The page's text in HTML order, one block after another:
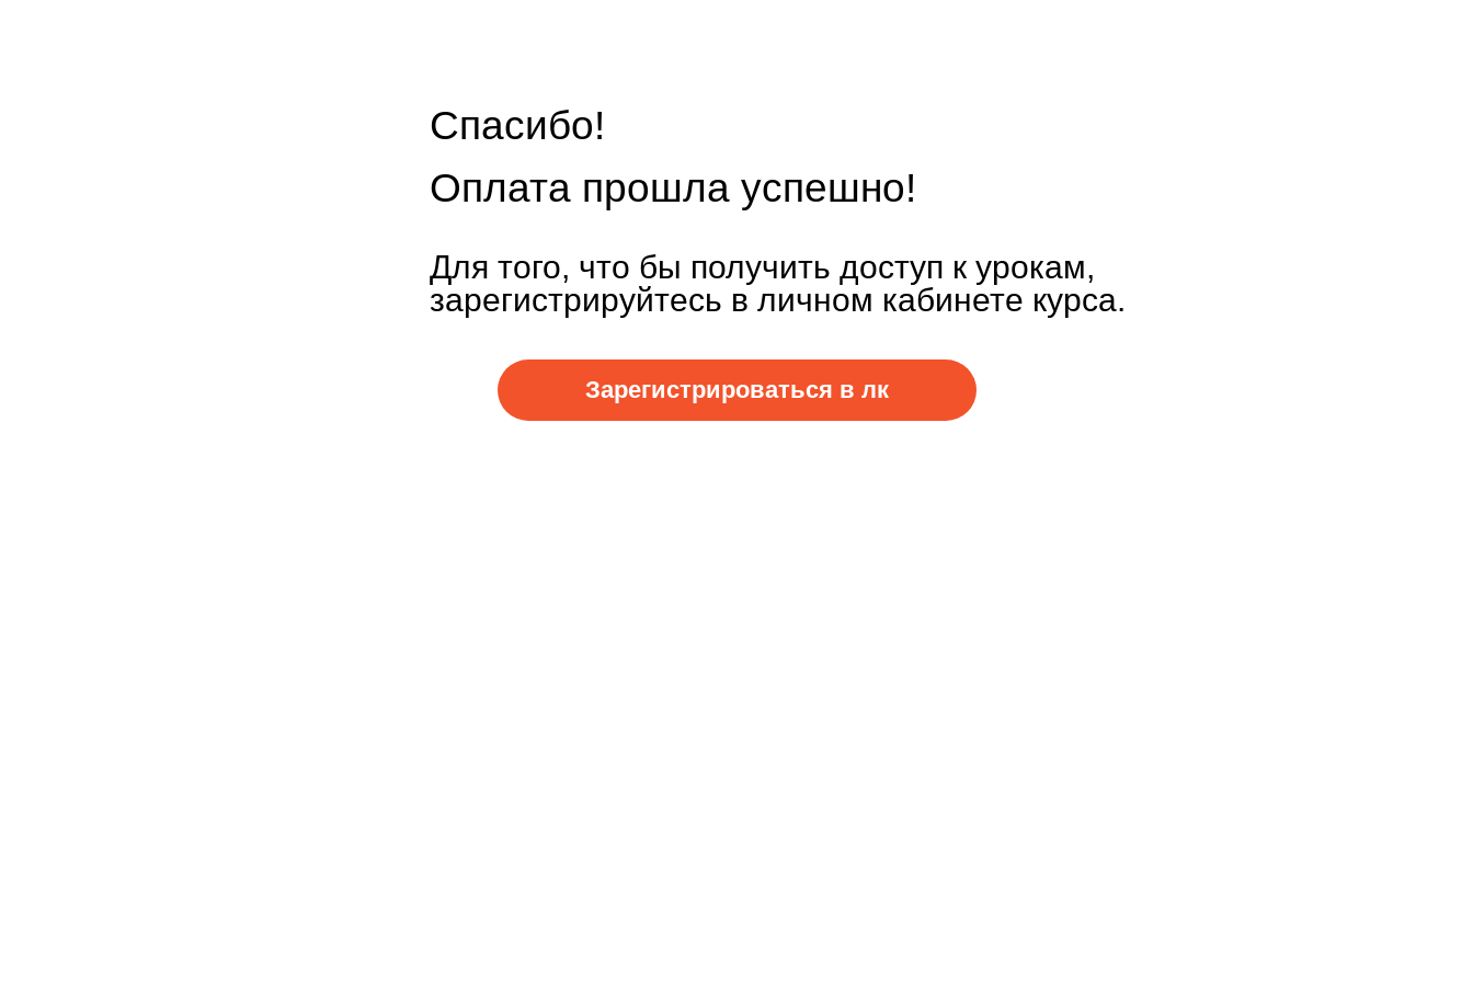
Для того, что бы получить доступ к урокам,
зарегистрируйтесь в личном кабинете курса.
Оплата прошла успешно!
Спасибо!
Зарегистрироваться в лк